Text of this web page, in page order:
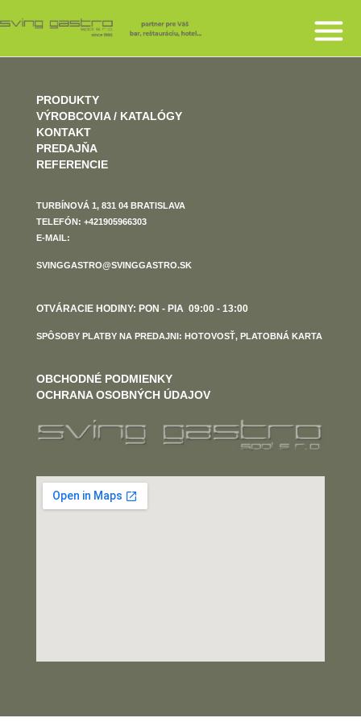
PRODUKTY
VÝROBCOVIA / KATALÓGY
KONTAKT
PREDAJŇA
REFERENCIE
TURBÍNOVÁ 1, 831 04 BRATISLAVA
TELEFÓN: +421905966303
E-MAIL:
SVINGGASTRO@SVINGGASTRO.SK
OTVÁRACIE HODINY: PON - PIA 09:00 - 13:00
SPÔSOBY PLATBY NA PREDAJNI: HOTOVOSŤ, PLATOBNÁ KARTA
OBCHODNÉ PODMIENKY
OCHRANA OSOBNÝCH ÚDAJOV